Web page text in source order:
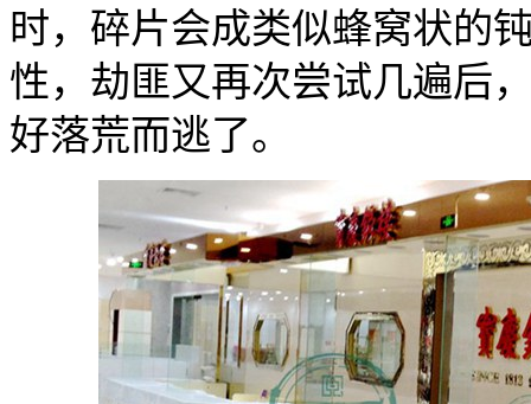
时，碎片会成类似蜂窝状的
性，劫匪又再次尝试几遍后
好落荒而逃了。